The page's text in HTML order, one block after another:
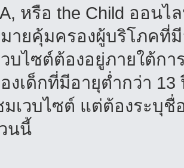
หรือ the Child ออนไ
ายคุ้มครองผู้บริโภคที่
บไซต์ต้องอยู่ภายใต้ก
งเด็กที่มีอายุต่ำกว่า
มเวบไซต์ แต่ต้องระบุ
นนี้